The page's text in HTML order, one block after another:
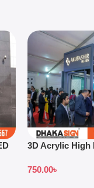
3D Acrylic High
District
750.00৳